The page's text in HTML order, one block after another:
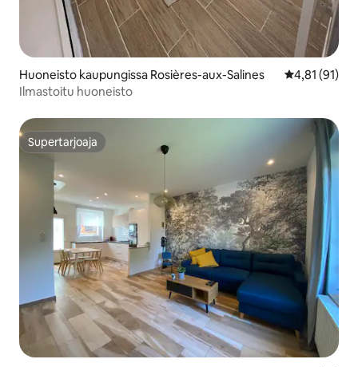
Huoneisto kaupungissa Rosières-aux-Salines
4,81 (91)
Ilmastoitu huoneisto
Supertarjoaja
Supertarjoaja